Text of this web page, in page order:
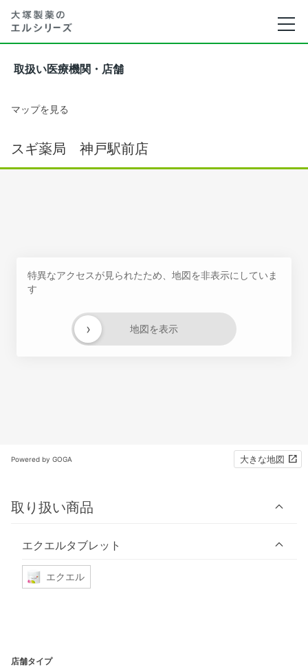
取扱い医療機関・店舗
マップを見る
スギ薬局 神戸駅前店
特異なアクセスが見られたため、地図を非表示にしていま
す
地図を表示
›
Powered by GOGA 大きな地図
取り扱い商品
エクエルタブレット
エクエル
店舗タイプ